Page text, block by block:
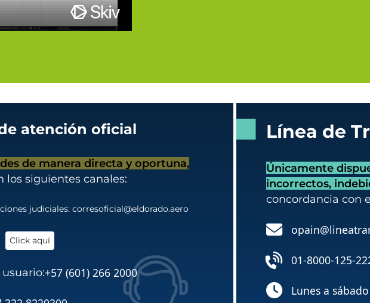
atención oficial
de manera directa y oportuna,
los siguientes canales:
judiciales: corresoficial@eldorado.aero
Click aquí
+57 (601) 266 2000
Línea de
Únicamente
incorrectos,
concordancia con
01-8000-125-
Lunes a